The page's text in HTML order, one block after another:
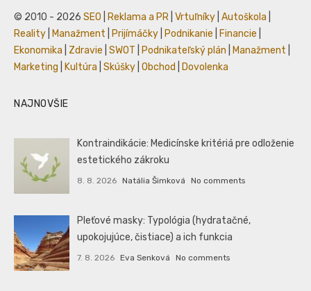
© 2010 - 2026 SEO Reklama a PR Vrtuľníky Autoškola
Reality
Manažment Prijímáčky Podnikanie Financie
Ekonomika
Zdravie SWOT Podnikateľský plán Manažment
Marketing
Kultúra Skúšky Obchod Dovolenka
NAJNOVŠIE
Kontraindikácie: Medicínske kritériá pre odloženie
estetického zákroku
8. 8. 2026 Natália Šimková No comments
Pleťové masky: Typológia (hydratačné,
upokojujúce, čistiace) a ich funkcia
7. 8. 2026 Eva Senková No comments